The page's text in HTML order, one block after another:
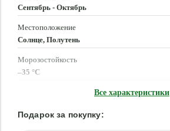
Сентябрь - Октябрь
Местоположение
Солнце, Полутень
Морозостойкость
–35 °C
Все характеристики
Подарок за покупку: